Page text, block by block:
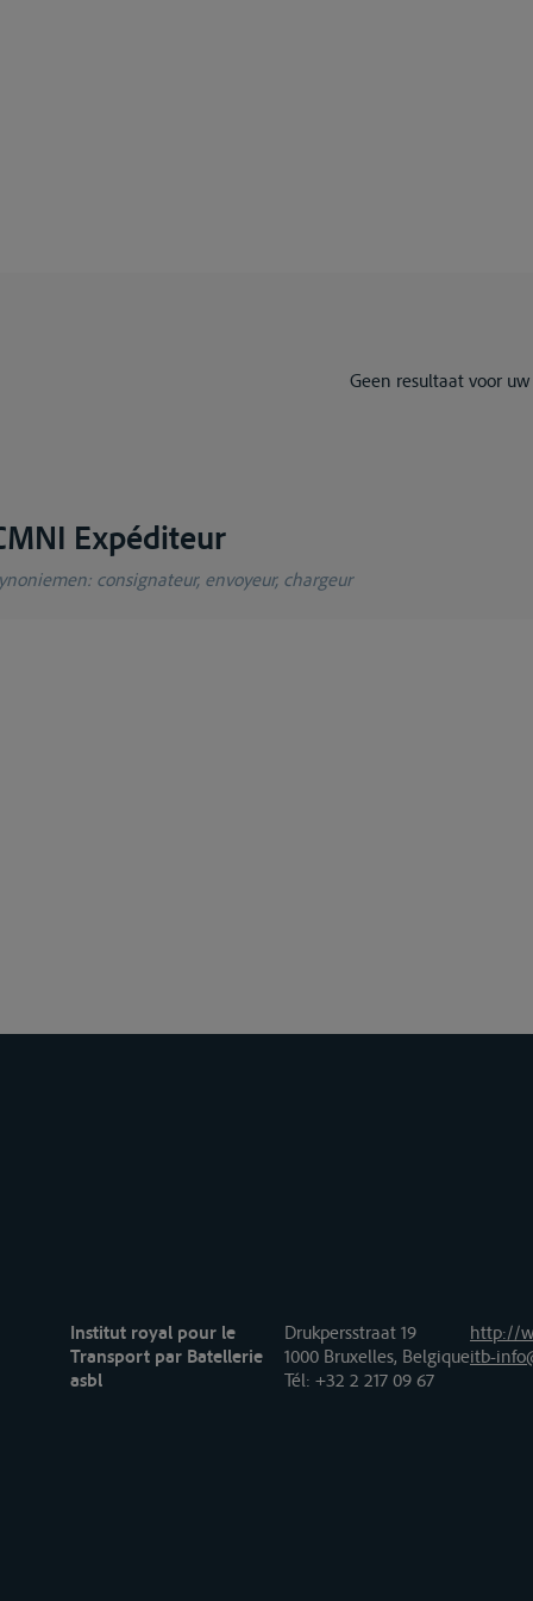
Geen resultaat voor
Expéditeur
: consignateur, envoyeur, chargeur
Institut royal pour le
Transport par Batellerie
asbl
Drukpersstraat 19
1000 Bruxelles, Belgique
Tél: +32 2 217 09 67
http://
itb-